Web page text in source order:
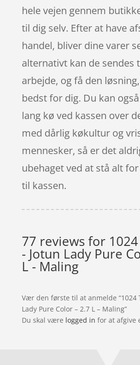
hele vejen gennem
til dig selv. Efter at have
handel, bliver dine varer
alternativt kan de sendes
arbejde, og få den
bedst for dig. Du kan
lang kø ved kassen over
med dårlig køkultur og
mennesker, så er det
ubehaget ved at stå alt
til kassen.
77 reviews for
- Jotun Lady Pure
L - Maling
Vær den første til at anmelde “1024
Lady Pure Color – 2.7 L – Maling”
Du skal være logged in for at afgive